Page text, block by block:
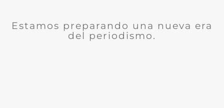
Estamos preparando una nueva era
del periodismo.